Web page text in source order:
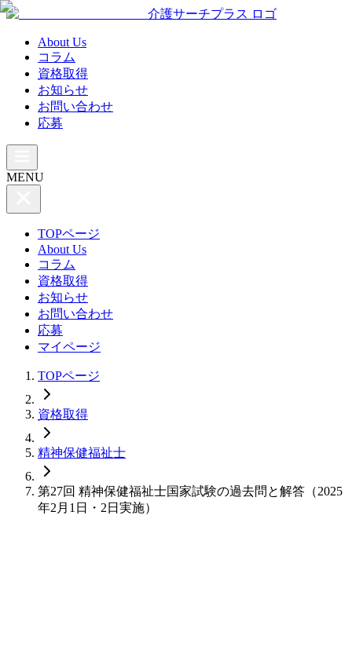
介護サーチプラス ロゴ
About Us
コラム
資格取得
お知らせ
お問い合わせ
応募
MENU
TOPページ
About Us
コラム
資格取得
お知らせ
お問い合わせ
応募
マイページ
TOPページ
資格取得
精神保健福祉士
第27回 精神保健福祉士国家試験の過去問と解答（2025
年2月1日・2日実施）